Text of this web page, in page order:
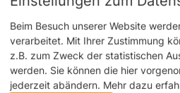
Beim Besuch unserer Website
verarbeitet. Mit Ihrer Zustimmung
z.B. zum Zweck der statistischen
werden. Sie können die hier
jederzeit abändern. Mehr dazu